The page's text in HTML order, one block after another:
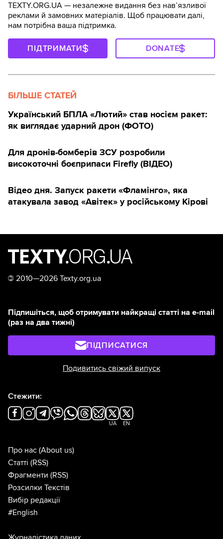
TEXTY.ORG.UA — незалежне видання без навʼязливої
реклами й замовних матеріалів. Щоб працювати далі,
нам потрібна ваша підтримка.
ПІДТРИМАТИ DONATE
БІЛЬШЕ СТАТЕЙ
Український БПЛА «Лютий» став носієм ракет:
як виглядає ударний дрон (ФОТО)
Для дронів-бомберів ЗСУ розробили
високоточні боєприпаси Firefly (ВІДЕО)
Відео дня. Запуск ракети «Фламінго», яка
атакувала завод «Авітек» у російському Кірові
© 2010—2026 Texty.org.ua
Підпишіться, щоб отримувати найкращі статті на e-mail
(раз на два тижні)
ПІДПИСАТИСЯ
Подивитись свіжий випуск
Стежити:
UA EN
Про нас (About us)
Статті (RSS)
Фрагменти (RSS)
Розсилки Текстів
Вибір редакції
#English